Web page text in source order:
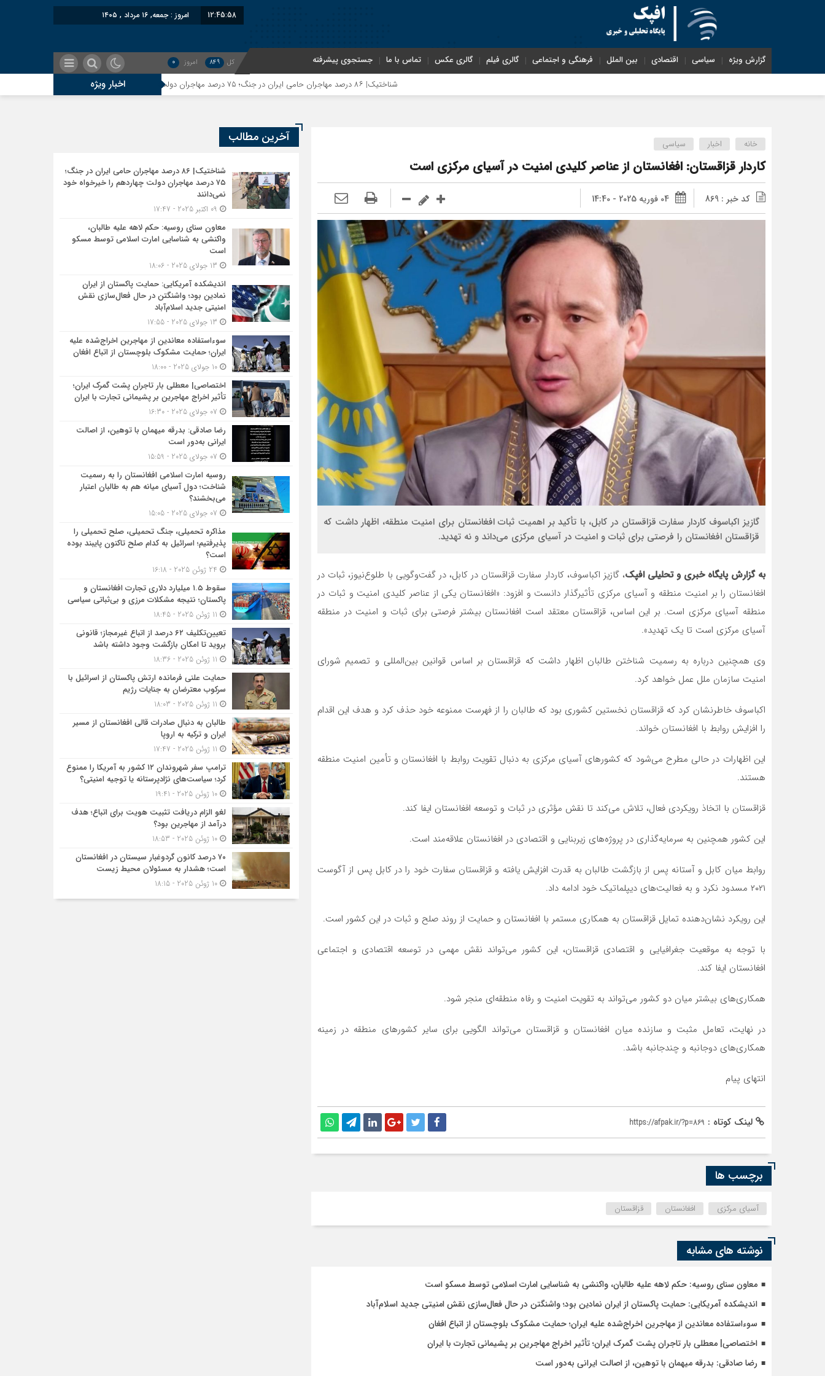
12:45:58 امروز : جمعه, ۱۶ مرداد , ۱۴۰۵
گزارش ویژه سیاسی اقتصادی بین الملل فرهنگی و اجتماعی گالری فیلم گالری عکس تماس با ما جستجوی پیشرفته کل 849 امروز 0
اخبار ویژه
اختصاصی| معطلی بار تاجران پشت گمرک ایران؛ تأثیر اخراج مهاجرین بر پشیمانی تجارت با ایران
رضا صادقی: بدرقه میهمان با توهین، از اصالت ایرانی به‌دور است
روسیه امارت اسلامی افغانستان را به رسمیت شناخت؛ دول آسیای میانه هم به طالبان اعتبار می‎‌بخشند؟
مذاکره تحمیلی، جنگ تحمیلی، صلح تحمیلی را پذیرفتیم؛ اسرائیل به کدام صلح تاکنون پایبند بوده است؟
خانه اخبار سیاسی
کاردار قزاقستان: افغانستان از عناصر کلیدی امنیت در آسیای مرکزی است
کد خبر : 869 04 فوریه 2025 - 14:40
گازیز اکباسوف کاردار سفارت قزاقستان در کابل، با تأکید بر اهمیت ثبات افغانستان برای امنیت منطقه، اظهار داشت که
قزاقستان افغانستان را فرصتی برای ثبات و امنیت در آسیای مرکزی می‌داند و نه تهدید.
به گزارش پایگاه خبری و تحلیلی افپک، گازیز اکباسوف، کاردار سفارت قزاقستان در کابل، در گفت‌وگویی با طلوع‌نیوز، ثبات در
افغانستان را بر امنیت منطقه و آسیای مرکزی تأثیرگذار دانست و افزود: «افغانستان یکی از عناصر کلیدی امنیت و ثبات در
منطقه آسیای مرکزی است. بر این اساس، قزاقستان معتقد است افغانستان بیشتر فرصتی برای ثبات و امنیت در منطقه
آسیای مرکزی است تا یک تهدید».
وی همچنین درباره به رسمیت شناختن طالبان اظهار داشت که قزاقستان بر اساس قوانین بین‌المللی و تصمیم شورای
امنیت سازمان ملل عمل خواهد کرد.
اکباسوف خاطرنشان کرد که قزاقستان نخستین کشوری بود که طالبان را از فهرست ممنوعه خود حذف کرد و هدف این اقدام
را افزایش روابط با افغانستان خواند.
این اظهارات در حالی مطرح می‌شود که کشورهای آسیای مرکزی به دنبال تقویت روابط با افغانستان و تأمین امنیت منطقه
هستند.
قزاقستان با اتخاذ رویکردی فعال، تلاش می‌کند تا نقش مؤثری در ثبات و توسعه افغانستان ایفا کند.
این کشور همچنین به سرمایه‌گذاری در پروژه‌های زیربنایی و اقتصادی در افغانستان علاقه‌مند است.
روابط میان کابل و آستانه پس از بازگشت طالبان به قدرت افزایش یافته و قزاقستان سفارت خود را در کابل پس از آگوست
۲۰۲۱ مسدود نکرد و به فعالیت‌های دیپلماتیک خود ادامه داد.
این رویکرد نشان‌دهنده تمایل قزاقستان به همکاری مستمر با افغانستان و حمایت از روند صلح و ثبات در این کشور است.
با توجه به موقعیت جغرافیایی و اقتصادی قزاقستان، این کشور می‌تواند نقش مهمی در توسعه اقتصادی و اجتماعی
افغانستان ایفا کند.
همکاری‌های بیشتر میان دو کشور می‌تواند به تقویت امنیت و رفاه منطقه‌ای منجر شود.
در نهایت، تعامل مثبت و سازنده میان افغانستان و قزاقستان می‌تواند الگویی برای سایر کشورهای منطقه در زمینه
همکاری‌های دوجانبه و چندجانبه باشد.
انتهای پیام
لینک کوتاه : https://afpak.ir/?p=869
برچسب ها
آسیای مرکزی افغانستان قزاقستان
نوشته های مشابه
معاون سنای روسیه: حکم لاهه علیه طالبان، واکنشی به شناسایی امارت اسلامی توسط مسکو است
اندیشکده آمریکایی: حمایت پاکستان از ایران نمادین بود؛ واشنگتن در حال فعال‌سازی نقش امنیتی جدید اسلام‌آباد
سوءاستفاده معاندین از مهاجرین اخراج‌شده علیه ایران؛ حمایت مشکوک بلوچستان از اتباع افغان
اختصاصی| معطلی بار تاجران پشت گمرک ایران؛ تأثیر اخراج مهاجرین بر پشیمانی تجارت با ایران
رضا صادقی: بدرقه میهمان با توهین، از اصالت ایرانی به‌دور است
آخرین مطالب
شناختیک| ۸۶ درصد مهاجران حامی ایران در جنگ؛
۷۵ درصد مهاجران دولت چهاردهم را خیرخواه خود
نمی‌دانند
معاون سنای روسیه: حکم لاهه علیه طالبان،
واکنشی به شناسایی امارت اسلامی توسط مسکو
است
اندیشکده آمریکایی: حمایت پاکستان از ایران
نمادین بود؛ واشنگتن در حال فعال‌سازی نقش
امنیتی جدید اسلام‌آباد
سوءاستفاده معاندین از مهاجرین اخراج‌شده علیه
ایران؛ حمایت مشکوک بلوچستان از اتباع افغان
10 جولای 2025 - 18:00
اختصاصی| معطلی بار تاجران پشت گمرک ایران؛
تأثیر اخراج مهاجرین بر پشیمانی تجارت با ایران
رضا صادقی: بدرقه میهمان با توهین، از اصالت
ایرانی به‌دور است
روسیه امارت اسلامی افغانستان را به رسمیت
شناخت؛ دول آسیای میانه هم به طالبان اعتبار
می‎‌بخشند؟
مذاکره تحمیلی، جنگ تحمیلی، صلح تحمیلی را
پذیرفتیم؛ اسرائیل به کدام صلح تاکنون پایبند بوده
است؟
سقوط ۱.۵ میلیارد دلاری تجارت افغانستان و
پاکستان؛ نتیجه مشکلات مرزی و بی‌ثباتی سیاسی
تعیین‌تکلیف ۶۲ درصد از اتباع غیرمجاز؛ قانونی
بروید تا امکان بازگشت وجود داشته باشد
حمایت علنی فرمانده ارتش پاکستان از اسرائیل با
سرکوب معترضان به جنایات رژیم
طالبان به دنبال صادرات قالی افغانستان از مسیر
ایران و ترکیه به اروپا
ترامپ سفر شهروندان ۱۲ کشور به آمریکا را ممنوع
کرد؛ سیاست‌های نژادپرستانه یا توجیه امنیتی؟
10 ژوئن 2025 - 19:41
لغو الزام دریافت تثبیت هویت برای اتباع؛ هدف
درآمد از مهاجرین بود؟
10 ژوئن 2025 - 18:53
۷۰ درصد کانون گردوغبار سیستان در افغانستان
است؛ هشدار به مسئولان محیط زیست
10 ژوئن 2025 - 18:15